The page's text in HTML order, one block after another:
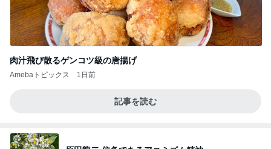
肉汁飛び散るゲンコツ級の唐揚げ
Amebaトピックス 1日前
記事を読む